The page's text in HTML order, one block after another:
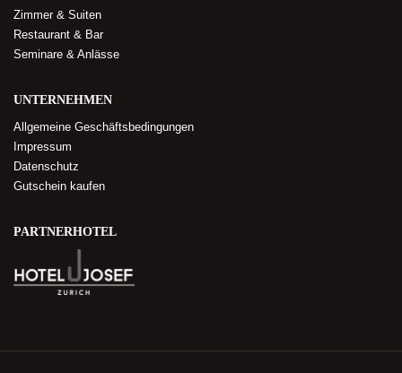
Zimmer & Suiten
Restaurant & Bar
Seminare & Anlässe
UNTERNEHMEN
Allgemeine Geschäftsbedingungen
Impressum
Datenschutz
Gutschein kaufen
PARTNERHOTEL